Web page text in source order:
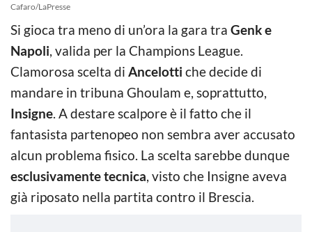
Cafaro/LaPresse
Si gioca tra meno di un’ora la gara tra Genk e
Napoli, valida per la Champions League.
Clamorosa scelta di Ancelotti che decide di
mandare in tribuna Ghoulam e, soprattutto,
Insigne. A destare scalpore è il fatto che il
fantasista partenopeo non sembra aver accusato
alcun problema fisico. La scelta sarebbe dunque
esclusivamente tecnica, visto che Insigne aveva
già riposato nella partita contro il Brescia.